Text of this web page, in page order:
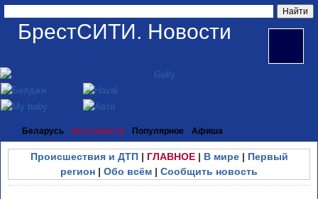
БрестСИТИ. Новости
Беларусь Все новости Популярное Афиша
Происшествия и ДТП| ГЛАВНОЕ| В мире| Первый
регион | Обо всём | Сообщить новость